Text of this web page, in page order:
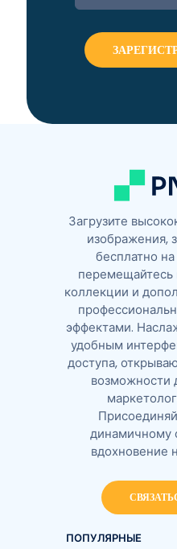
Загрузите
изображения,
бесплатно
перемещайтесь
коллекции и
эффектами.
удобным
доступа,
возможности
динамичному
вдохновение
ПОПУЛЯРНЫЕ